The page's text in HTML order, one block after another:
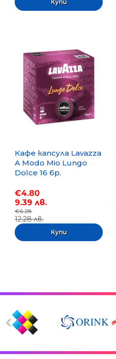
Кафе капсула Lavazza
A Modo Mio Lungo
Dolce 16 бр.
€4.80
9.39 лв.
€6.28
12.28 лв.